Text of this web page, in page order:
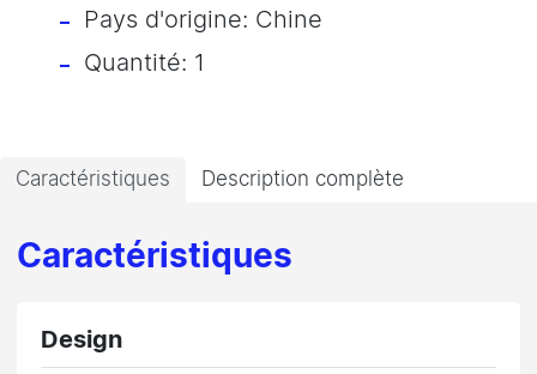
Pays d'origine: Chine
Quantité: 1
Caractéristiques Description complète
Caractéristiques
Design